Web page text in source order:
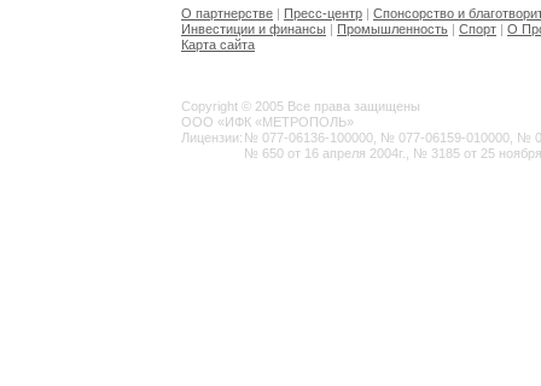
О партнерстве | Пресс-центр | Спонсорство и
Инвестиции и финансы | Промышленность | Спорт | О
Карта сайта
Copyright © 2005 Все права защищены
ООО «ИФК «МЕТРОПОЛЬ»
Лицензии: № 077-06136-100000, № 077-06159-010000, №
№ 650 от 16 апреля 2004г., № 3185 от 25